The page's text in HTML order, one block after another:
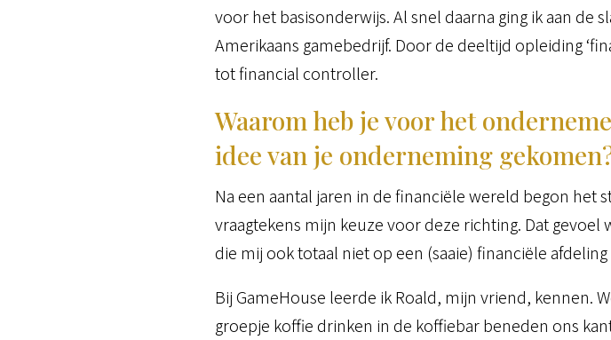
voor het basisonderwijs. Al snel daarna ging ik aan de
Amerikaans gamebedrijf. Door de deeltijd opleiding
tot financial controller.
Waarom heb je voor het
idee van je onderneming
Na een aantal jaren in de financiële wereld begon het
vraagtekens mijn keuze voor deze richting. Dat
die mij ook totaal niet op een (saaie) financiële afdeling
Bij GameHouse leerde ik Roald, mijn vriend, kennen.
groepje koffie drinken in de koffiebar beneden ons